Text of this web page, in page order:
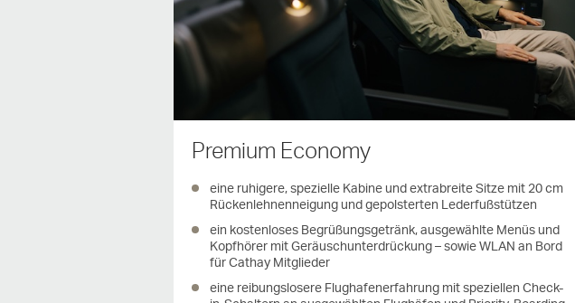
Premium Economy
eine ruhigere, spezielle Kabine und extrabreite Sitze mit 20 cm
Rückenlehnenneigung und gepolsterten Lederfußstützen
ein kostenloses Begrüßungsgetränk, ausgewählte Menüs und
Kopfhörer mit Geräuschunterdrückung – sowie WLAN an Bord
für Cathay Mitglieder
eine reibungslosere Flughafenerfahrung mit speziellen Check-